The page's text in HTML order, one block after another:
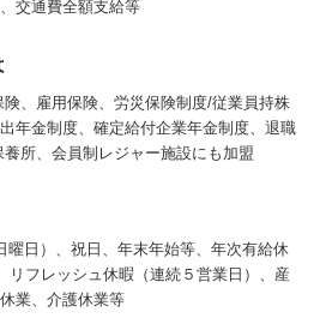
交通費全額支給等
、雇用保険、労災保険制度/従業員持株
年金制度、確定給付企業年金制度、退職
所、会員制レジャー施設にも加盟
曜日）、祝日、年末年始等、年次有給休
リフレッシュ休暇（連続５営業日）、産
業、介護休業等